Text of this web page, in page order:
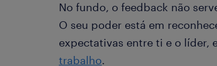
No fundo, o feedback não
O seu poder está em
expectativas entre ti e o líder,
trabalho.